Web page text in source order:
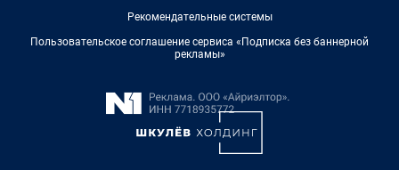
Рекомендательные системы
Пользовательское соглашение сервиса «Подписка без баннерной
рекламы»